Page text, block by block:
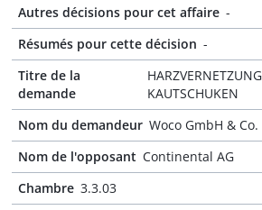
Autres décisions pour cet affaire -
Résumés pour cette décision -
Titre de la
demande
KAUTSCHUKEN
Nom du demandeur Woco GmbH & Co.
Nom de l'opposant Continental AG
Chambre 3.3.03